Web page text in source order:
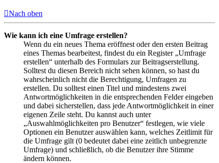
Nach oben
Wie kann ich eine Umfrage erstellen?
Wenn du ein neues Thema eröffnest oder den ersten Beitrag
eines Themas bearbeitest, findest du ein Register „Umfrage
erstellen“ unterhalb des Formulars zur Beitragserstellung.
Solltest du diesen Bereich nicht sehen können, so hast du
wahrscheinlich nicht die Berechtigung, Umfragen zu
erstellen. Du solltest einen Titel und mindestens zwei
Antwortmöglichkeiten in die entsprechenden Felder eingeben
und dabei sicherstellen, dass jede Antwortmöglichkeit in einer
eigenen Zeile steht. Du kannst auch unter
„Auswahlmöglichkeiten pro Benutzer“ festlegen, wie viele
Optionen ein Benutzer auswählen kann, welches Zeitlimit für
die Umfrage gilt (0 bedeutet dabei eine zeitlich unbegrenzte
Umfrage) und schließlich, ob die Benutzer ihre Stimme
ändern können.